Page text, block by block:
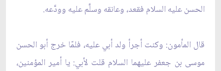
الحسن عليه السلام فقعد، وعانقه وسلَّم عليه وودَّعه.
قال المأمون: وكنت أجرأ ولد أبي عليه، فلمّا خرج أبو الحسن
موسى بن جعفر عليهما السلام قلت لأبي: يا أمير المؤمنين،